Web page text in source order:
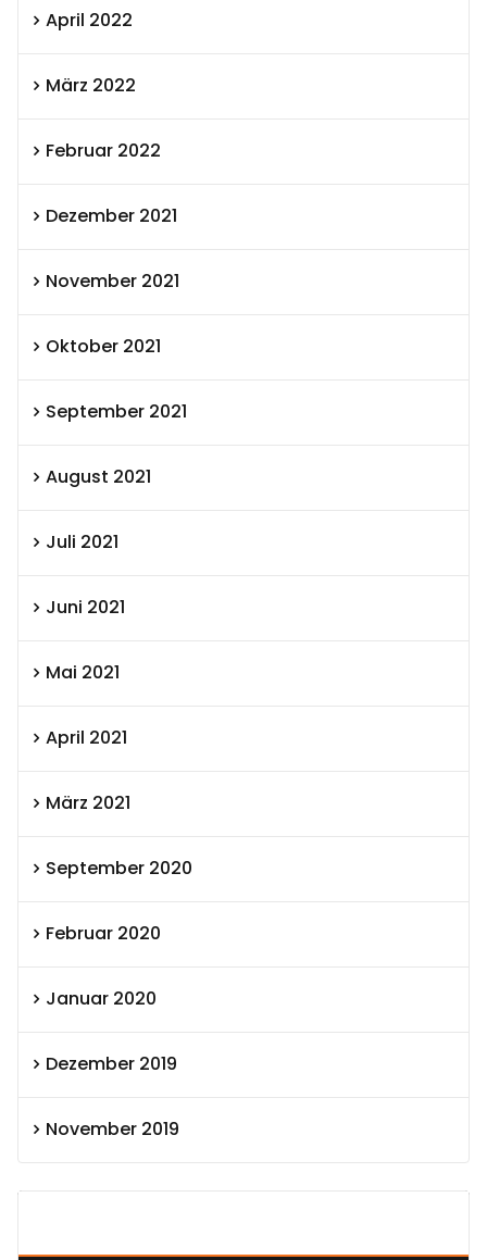
April 2022
März 2022
Februar 2022
Dezember 2021
November 2021
Oktober 2021
September 2021
August 2021
Juli 2021
Juni 2021
Mai 2021
April 2021
März 2021
September 2020
Februar 2020
Januar 2020
Dezember 2019
November 2019